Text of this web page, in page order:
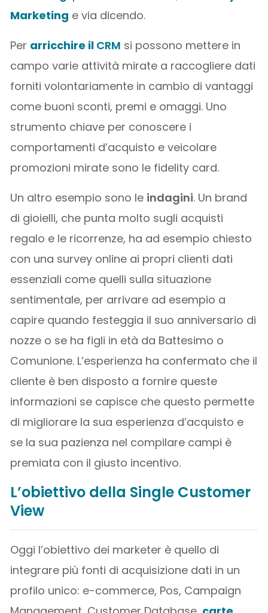
Marketing e via dicendo.
Per arricchire il CRM si possono mettere in
campo varie attività mirate a raccogliere dati
forniti volontariamente in cambio di vantaggi
come buoni sconti, premi e omaggi. Uno
strumento chiave per conoscere i
comportamenti d’acquisto e veicolare
promozioni mirate sono le fidelity card.
Un altro esempio sono le indagini. Un brand
di gioielli, che punta molto sugli acquisti
regalo e le ricorrenze, ha ad esempio chiesto
con una survey online ai propri clienti dati
essenziali come quelli sulla situazione
sentimentale, per arrivare ad esempio a
capire quando festeggia il suo anniversario di
nozze o se ha figli in età da Battesimo o
Comunione. L’esperienza ha confermato che il
cliente è ben disposto a fornire queste
informazioni se capisce che questo permette
di migliorare la sua esperienza d’acquisto e
se la sua pazienza nel compilare campi è
premiata con il giusto incentivo.
L’obiettivo della Single Customer
View
Oggi l’obiettivo dei marketer è quello di
integrare più fonti di acquisizione dati in un
profilo unico: e-commerce, Pos, Campaign